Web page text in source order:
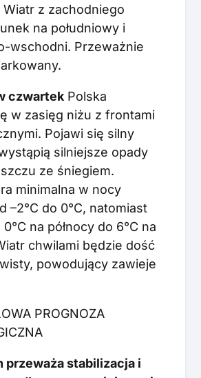
z zachodniego
na południowy i
wschodni. Przeważnie
czwartek Polska
w zasięg niżu z frontami
Pojawi się silny
silniejsze opady
ze śniegiem.
minimalna w nocy
–2°C do 0°C, natomiast
na północy do 6°C na
chwilami będzie dość
powodujący zawieje
PROGNOZA
przeważa stabilizacja i